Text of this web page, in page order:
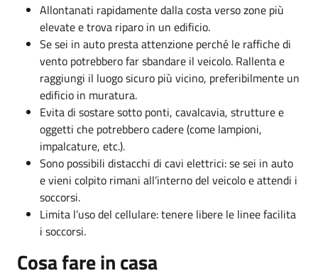
Allontanati rapidamente dalla costa verso zone più
elevate e trova riparo in un edificio.
Se sei in auto presta attenzione perché le raffiche di
vento potrebbero far sbandare il veicolo. Rallenta e
raggiungi il luogo sicuro più vicino, preferibilmente un
edificio in muratura.
Evita di sostare sotto ponti, cavalcavia, strutture e
oggetti che potrebbero cadere (come lampioni,
impalcature, etc.).
Sono possibili distacchi di cavi elettrici: se sei in auto
e vieni colpito rimani all’interno del veicolo e attendi i
soccorsi.
Limita l’uso del cellulare: tenere libere le linee facilita
i soccorsi.
Cosa fare in casa